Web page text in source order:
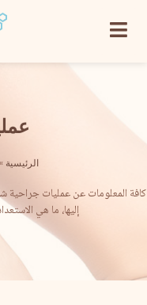
الرئيسية
كافة المعلومات عن عمليات جراحية
إليها، ما هي